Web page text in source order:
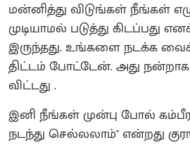
மன்னித்து விடுங்கள் நீங்கள்
முடியாமல் படுத்து கிடப்பது
இருந்தது. உங்களை நடக்க
திட்டம் போட்டேன். அது
விட்டது .
இனி நீங்கள் முன்பு போல்
நடந்து செல்லலாம்" என்றது